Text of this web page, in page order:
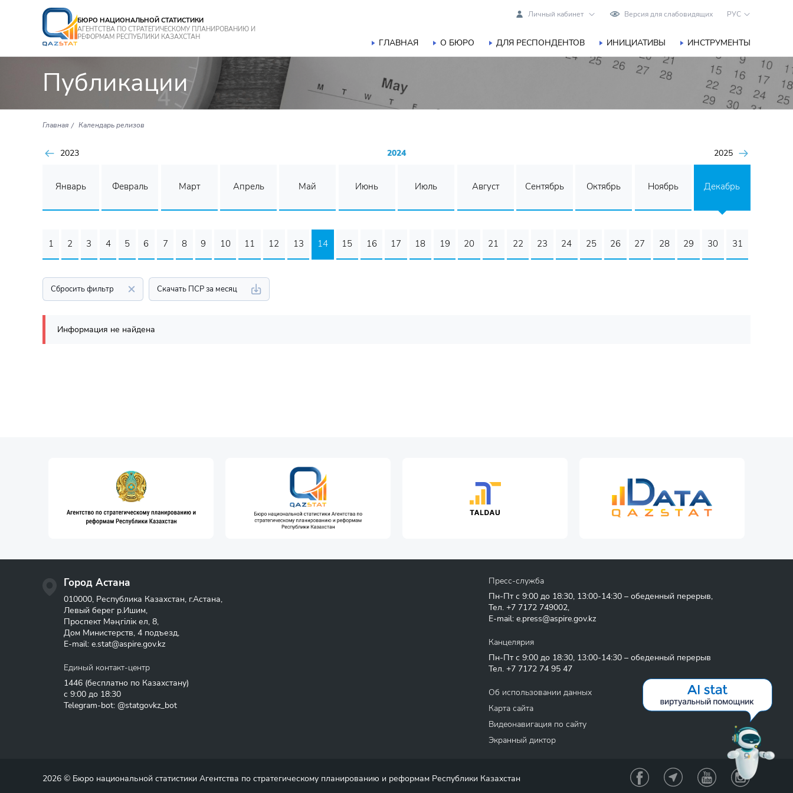
БЮРО НАЦИОНАЛЬНОЙ СТАТИСТИКИ
АГЕНТСТВА ПО СТРАТЕГИЧЕСКОМУ ПЛАНИРОВАНИЮ И
РЕФОРМАМ РЕСПУБЛИКИ КАЗАХСТАН
Личный кабинет Версия для слабовидящих РУС
ГЛАВНАЯ О БЮРО ДЛЯ РЕСПОНДЕНТОВ ИНИЦИАТИВЫ ИНСТРУМЕНТЫ
Публикации
Главная Календарь релизов
2023 2024 2025
Январь Февраль Март Апрель Май Июнь Июль Август Сентябрь Октябрь Ноябрь Декабрь
1 2 3 4 5 6 7 8 9 10 11 12 13 14 15 16 17 18 19 20 21 22 23 24 25 26 27 28 29 30 31
Сбросить фильтр Скачать ПСР за месяц
Информация не найдена
Город Астана
010000, Республика Казахстан, г.Астана,
Левый берег р.Ишим,
Проспект Мәңгілік ел, 8,
Дом Министерств, 4 подъезд,
E-mail: e.stat@aspire.gov.kz
Единый контакт-центр
1446 (бесплатно по Казахстану)
с 9:00 до 18:30
Telegram-bot: @statgovkz_bot
Пресс-служба
Пн-Пт с 9:00 до 18:30, 13:00-14:30 – обеденный перерыв,
Тел. +7 7172 749002,
E-mail: e.press@aspire.gov.kz
Канцелярия
Пн-Пт с 9:00 до 18:30, 13:00-14:30 – обеденный перерыв
Тел. +7 7172 74 95 47
Об использовании данных
Карта сайта
Видеонавигация по сайту
Экранный диктор
2026 © Бюро национальной статистики Агентства по стратегическому планированию и реформам Республики Казахстан